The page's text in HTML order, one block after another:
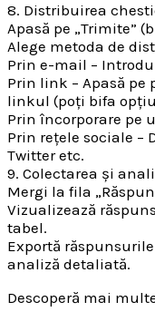
8. Distribuirea
Apasă pe „Trimite”
Alege metoda de
Prin e-mail –
Prin link – Apasă pe
linkul (poți bifa
Prin încorporare pe
Prin rețele sociale –
Twitter etc.
9. Colectarea și
Mergi la fila
Vizualizează
tabel.
Exportă
analiză detaliată.
Descoperă mai